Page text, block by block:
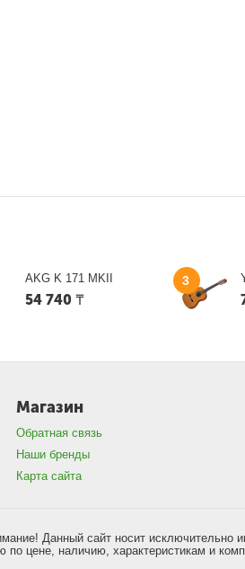
AKG K 171 MKII
54 740 ₸
3
Магазин
Обратная связь
Наши бренды
Карта сайта
Данный сайт носит исключительно
цене, наличию, характеристикам и